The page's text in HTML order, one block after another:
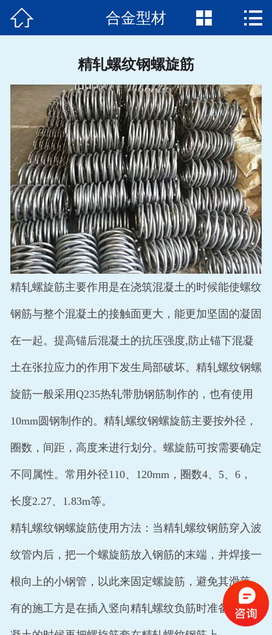
首页
新闻动态
应用案例
钢材知识
联系方式
 合金型材  
精轧螺纹钢螺旋筋
精轧螺旋筋主要作用是在浇筑混凝土的时候能使螺纹
钢筋与整个混凝土的接触面更大，能更加坚固的凝固
在一起。提高锚后混凝土的抗压强度,防止锚下混凝
土在张拉应力的作用下发生局部破坏。精轧螺纹钢螺
旋筋一般采用Q235热轧带肋钢筋制作的，也有使用
10mm圆钢制作的。精轧螺纹钢螺旋筋主要按外径，
圈数，间距，高度来进行划分。螺旋筋可按需要确定
不同属性。常用外径110、120mm，圈数4、5、6，
长度2.27、1.83m等。
精轧螺纹钢螺旋筋使用方法：当精轧螺纹钢筋穿入波
纹管内后，把一个螺旋筋放入钢筋的末端，并焊接一
根向上的小钢管，以此来固定螺旋筋，避免其滑落，
有的施工方是在插入竖向精轧螺纹负筋时准备浇筑混